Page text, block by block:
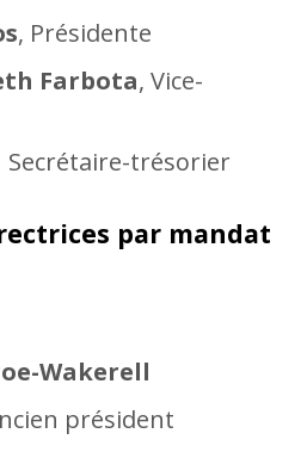
, Présidente
Farbota, Vice-
Secrétaire-trésorier
par mandat
Wakerell
président